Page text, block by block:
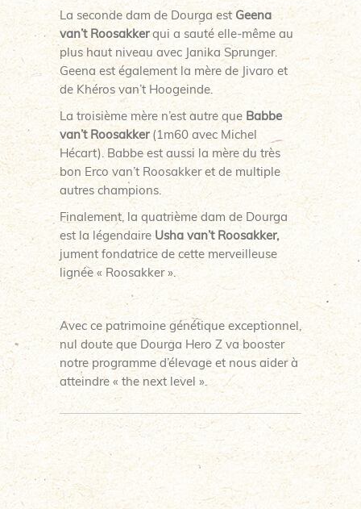
La seconde dam de Dourga estGeena
van’t Roosakkerqui a sauté elle-même au
plus haut niveau avec Janika Sprunger.
Geena est également la mère de Jivaro et
de Khéros van’t Hoogeinde.
La troisième mère n’est autre queBabbe
van’t Roosakker(1m60 avec Michel
Hécart). Babbe est aussi la mère du très
bon Erco van’t Roosakker et de multiple
autres champions.
Finalement, la quatrième dam de Dourga
est la légendaireUsha van’t Roosakker,
jument fondatrice de cette merveilleuse
lignée « Roosakker ».
Avec ce patrimoine génétique exceptionnel,
nul doute que Dourga Hero Z va booster
notre programme d’élevage et nous aider à
atteindre « the next level ».